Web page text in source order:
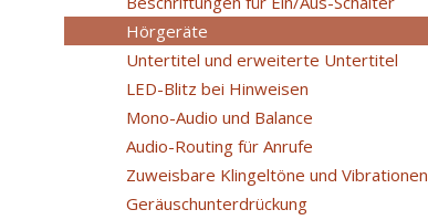
Hörgeräte
Untertitel und erweiterte Untertitel
LED-Blitz bei Hinweisen
Mono-Audio und Balance
Audio-Routing für Anrufe
Zuweisbare Klingeltöne und Vibrationen
Geräuschunterdrückung